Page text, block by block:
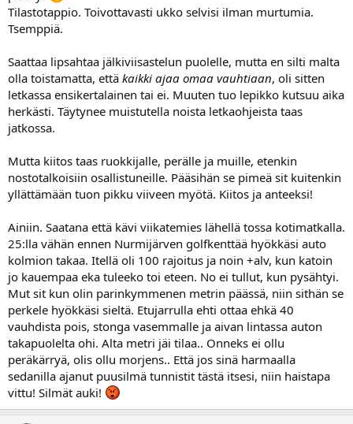
Tilastotappio. Toivottavasti ukko selvisi ilman murtumia.
Tsemppiä.
Saattaa lipsahtaa jälkiviisastelun puolelle, mutta en silti malta
olla toistamatta, että kaikki ajaa omaa vauhtiaan, oli sitten
letkassa ensikertalainen tai ei. Muuten tuo lepikko kutsuu aika
herkästi. Täytynee muistutella noista letkaohjeista taas
jatkossa.
Mutta kiitos taas ruokkijalle, perälle ja muille, etenkin
nostotalkoisiin osallistuneille. Pääsihän se pimeä sit kuitenkin
yllättämään tuon pikku viiveen myötä. Kiitos ja anteeksi!
Ainiin. Saatana että kävi viikatemies lähellä tossa kotimatkalla.
25:lla vähän ennen Nurmijärven golfkenttää hyökkäsi auto
kolmion takaa. Itellä oli 100 rajoitus ja noin +alv, kun katoin
jo kauempaa eka tuleeko toi eteen. No ei tullut, kun pysähtyi.
Mut sit kun olin parinkymmenen metrin päässä, niin sithän se
perkele hyökkäsi sieltä. Etujarrulla ehti ottaa ehkä 40
vauhdista pois, stonga vasemmalle ja aivan lintassa auton
takapuolelta ohi. Alta metri jäi tilaa.. Onneks ei ollu
peräkärryä, olis ollu morjens.. Että jos sinä harmaalla
sedanilla ajanut puusilmä tunnistit tästä itsesi, niin haistapa
vittu! Silmät auki!